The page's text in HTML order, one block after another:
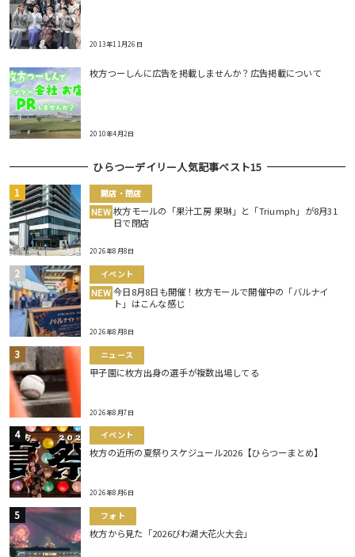
2013年11月26日
枚方つーしんに広告を掲載しませんか？広告掲載について
2010年4月2日
ひらつーデイリー人気記事ベスト15
開店・閉店
NEW 枚方モールの「果汁工房 果琳」と「Triumph」が8月31
日で閉店
2026年8月8日
イベント
NEW 今日8月8日も開催！枚方モールで開催中の「バルナイ
ト」はこんな感じ
2026年8月8日
ニュース
甲子園に枚方出身の選手が複数出場してる
2026年8月7日
イベント
枚方の近所の夏祭りスケジュール2026【ひらつーまとめ】
2026年8月6日
フォト
枚方から見た「2026びわ湖大花火大会」